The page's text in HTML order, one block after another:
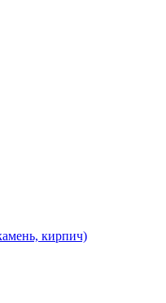
кирпич)